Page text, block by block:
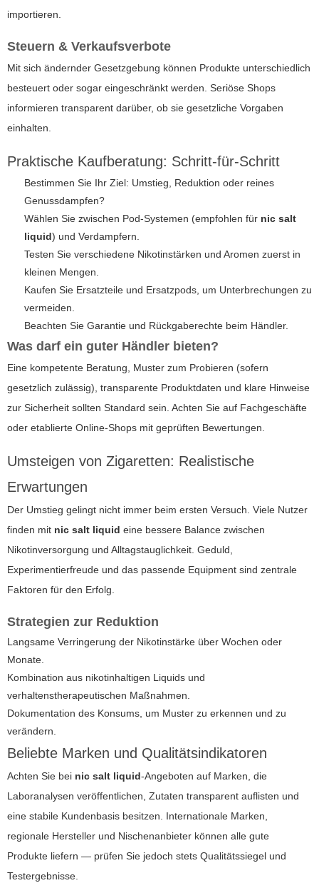
importieren.
Steuern & Verkaufsverbote
Mit sich ändernder Gesetzgebung können Produkte unterschiedlich
besteuert oder sogar eingeschränkt werden. Seriöse Shops
informieren transparent darüber, ob sie gesetzliche Vorgaben
einhalten.
Praktische Kaufberatung: Schritt-für-Schritt
Bestimmen Sie Ihr Ziel: Umstieg, Reduktion oder reines
Genussdampfen?
Wählen Sie zwischen Pod-Systemen (empfohlen für nic salt
liquid) und Verdampfern.
Testen Sie verschiedene Nikotinstärken und Aromen zuerst in
kleinen Mengen.
Kaufen Sie Ersatzteile und Ersatzpods, um Unterbrechungen zu
vermeiden.
Beachten Sie Garantie und Rückgaberechte beim Händler.
Was darf ein guter Händler bieten?
Eine kompetente Beratung, Muster zum Probieren (sofern
gesetzlich zulässig), transparente Produktdaten und klare Hinweise
zur Sicherheit sollten Standard sein. Achten Sie auf Fachgeschäfte
oder etablierte Online-Shops mit geprüften Bewertungen.
Umsteigen von Zigaretten: Realistische
Erwartungen
Der Umstieg gelingt nicht immer beim ersten Versuch. Viele Nutzer
finden mit nic salt liquid eine bessere Balance zwischen
Nikotinversorgung und Alltagstauglichkeit. Geduld,
Experimentierfreude und das passende Equipment sind zentrale
Faktoren für den Erfolg.
Strategien zur Reduktion
Langsame Verringerung der Nikotinstärke über Wochen oder
Monate.
Kombination aus nikotinhaltigen Liquids und
verhaltenstherapeutischen Maßnahmen.
Dokumentation des Konsums, um Muster zu erkennen und zu
verändern.
Beliebte Marken und Qualitätsindikatoren
Achten Sie bei nic salt liquid-Angeboten auf Marken, die
Laboranalysen veröffentlichen, Zutaten transparent auflisten und
eine stabile Kundenbasis besitzen. Internationale Marken,
regionale Hersteller und Nischenanbieter können alle gute
Produkte liefern — prüfen Sie jedoch stets Qualitätssiegel und
Testergebnisse.